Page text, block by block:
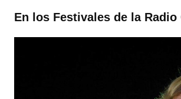
En los Festivales de la Radio